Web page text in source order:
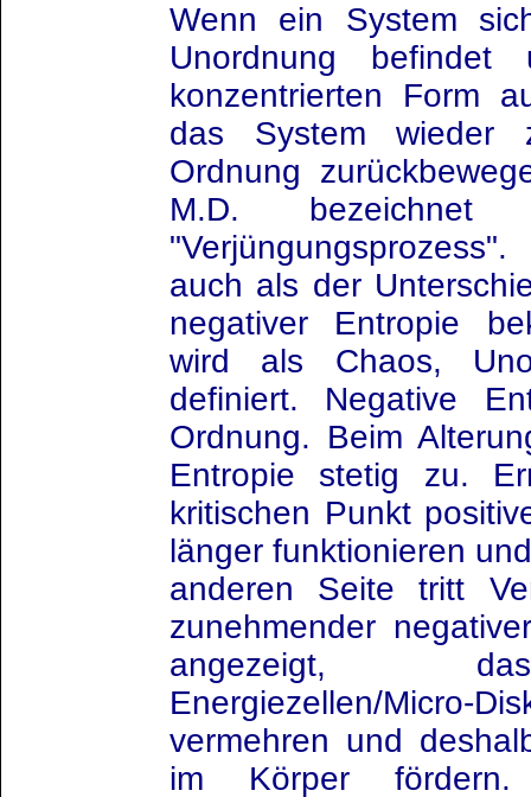
Wenn ein System
Unordnung
konzentrierten Form
das System wieder
Ordnung
M.D.
auch als der
negativer Entropie
wird als Chaos,
definiert. Negative
Ordnung. Beim
Entropie stetig zu.
kritischen Punkt
länger funktionieren
anderen Seite tritt
zunehmender
angezeigt,
Energiezellen/Micro-
vermehren und
im Körper